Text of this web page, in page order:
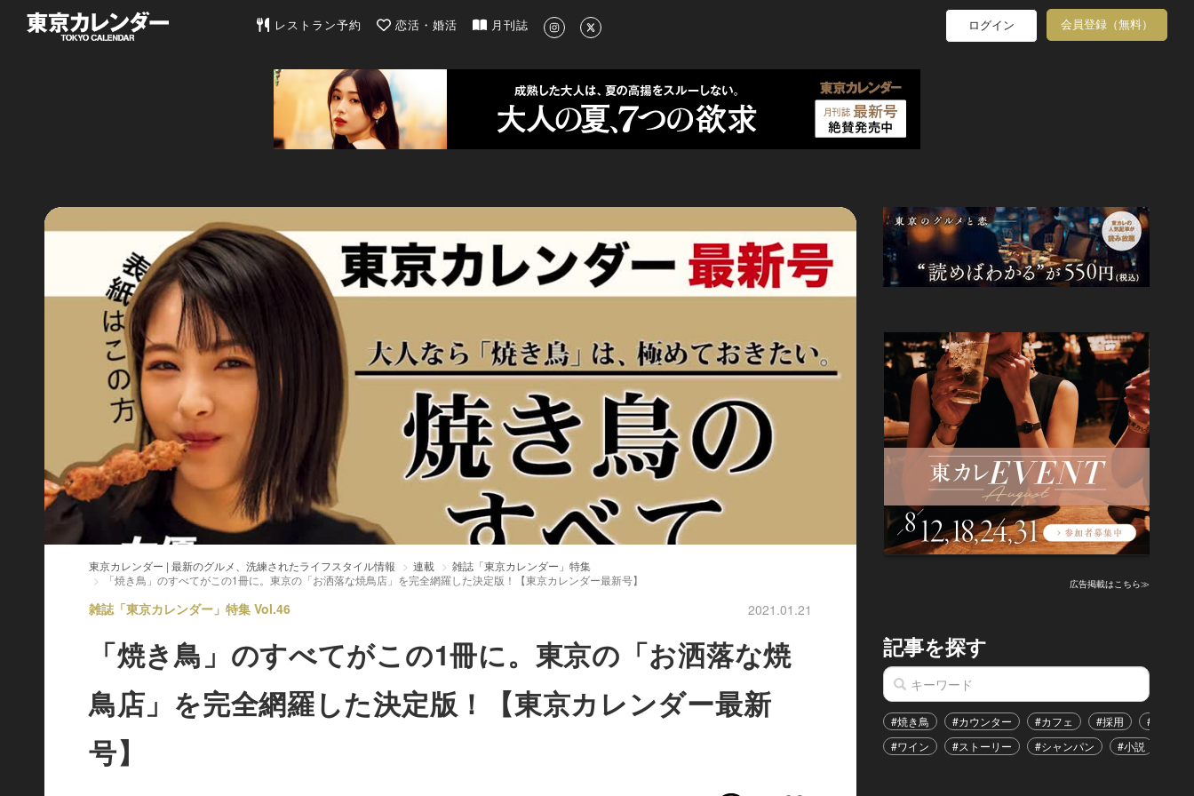
東京カレンダー | 最新のグルメ、洗練されたライフスタイル情報
レストラン予約 恋活・婚活 月刊誌 ログイン 会員登録（無料）
東京カレンダー | 最新のグルメ、洗練されたライフスタイル情報 連載
雑誌「東京カレンダー」特集
「焼き鳥」のすべてがこの1冊に。東京の「お洒落な焼鳥店」を完全網羅した決定版！【東京カレンダー最新号】
雑誌「東京カレンダー」特集 Vol.46 2021.01.21
「焼き鳥」のすべてがこの1冊に。東京の「お洒落な焼
鳥店」を完全網羅した決定版！【東京カレンダー最新
号】
広告掲載はこちら≫
記事を探す
#焼き鳥 #カウンター #カフェ #採用
#恋愛
#ワイン
#ストーリー #シャンパン #小説